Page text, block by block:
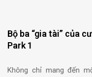
Bộ ba “gia tài” của
Park 1
Không chỉ mang đến